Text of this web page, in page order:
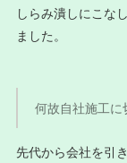
しらみ潰しにこな
ました。
何故自社施工
先代から会社を引